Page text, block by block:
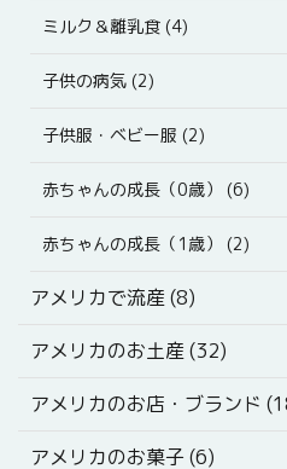
ミルク＆離乳食 (4)
子供の病気 (2)
子供服・ベビー服 (2)
赤ちゃんの成長（0歳） (6)
赤ちゃんの成長（1歳） (2)
アメリカで流産 (8)
アメリカのお土産 (32)
アメリカのお店・ブランド
アメリカのお菓子 (6)